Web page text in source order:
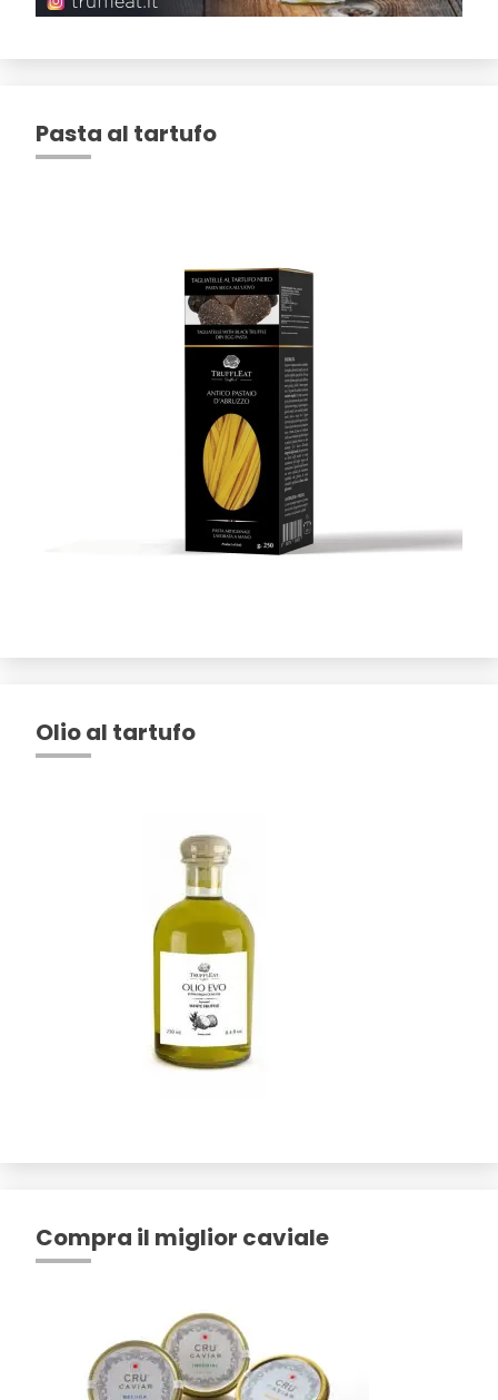
Pasta al tartufo
Olio al tartufo
Compra il miglior caviale